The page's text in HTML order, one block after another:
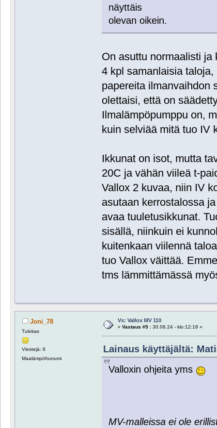
näyttäis
olevan oikein.
On asuttu normaalisti ja
4 kpl samanlaisia
papereita ilmanvaihdon
olettaisi, että on
Ilmalämpöpumppu on,
kuin selviää mitä tuo IV
Ikkunat on isot, mutta
20C ja vähän viileä t-
Vallox 2 kuvaa, niin IV
asutaan kerrostalossa
avaa tuuletusikkunat.
sisällä, niinkuin ei
kuitenkaan viilennä
tuo Vallox väittää.
tms lämmittämässä
Joni_78
Tulokas
Viestejä: 6
Maalämpöfoorumi
Vs: Vallox MV 110
« Vastaus #5 :30.06.24 - klo:12:18 »
Lainaus käyttäjältä:
Valloxin ohjeita yms
MV-malleissa ei ole